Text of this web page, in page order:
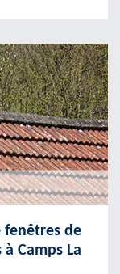
fenêtres de
Camps La